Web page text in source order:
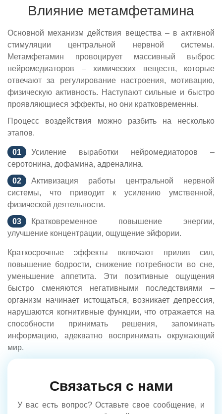
Влияние метамфетамина
Основной механизм действия вещества – в активной
стимуляции центральной нервной системы.
Метамфетамин провоцирует массивный выброс
нейромедиаторов – химических веществ, которые
отвечают за регулирование настроения, мотивацию,
физическую активность. Наступают сильные и быстро
проявляющиеся эффекты, но они кратковременны.
Процесс воздействия можно разбить на несколько
этапов.
Усиление выработки нейромедиаторов –
серотонина, дофамина, адреналина.
Активизация работы центральной нервной
системы, что приводит к усилению умственной,
физической деятельности.
Кратковременное повышение энергии,
улучшение концентрации, ощущение эйфории.
Краткосрочные эффекты включают прилив сил,
повышение бодрости, снижение потребности во сне,
уменьшение аппетита. Эти позитивные ощущения
быстро сменяются негативными последствиями –
организм начинает истощаться, возникает депрессия,
нарушаются когнитивные функции, что отражается на
способности принимать решения, запоминать
информацию, адекватно воспринимать окружающий
мир.
Связаться с нами
У вас есть вопрос? Оставьте свое сообщение, и